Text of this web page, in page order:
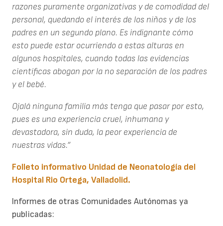
razones puramente organizativas y de comodidad del
personal, quedando el interés de los niños y de los
padres en un segundo plano. Es indignante cómo
esto puede estar ocurriendo a estas alturas en
algunos hospitales, cuando todas las evidencias
científicas abogan por la no separación de los padres
y el bebé.
Ojalá ninguna familia más tenga que pasar por esto,
pues es una experiencia cruel, inhumana y
devastadora, sin duda, la peor experiencia de
nuestras vidas.”
Folleto informativo Unidad de Neonatología del
Hospital Rio Ortega, Valladolid.
Informes de otras Comunidades Autónomas ya
publicadas: